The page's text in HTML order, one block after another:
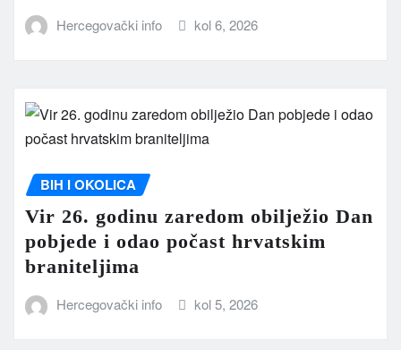
Hercegovački info kol 6, 2026
BIH I OKOLICA
Vir 26. godinu zaredom obilježio Dan
pobjede i odao počast hrvatskim
braniteljima
Hercegovački info kol 5, 2026